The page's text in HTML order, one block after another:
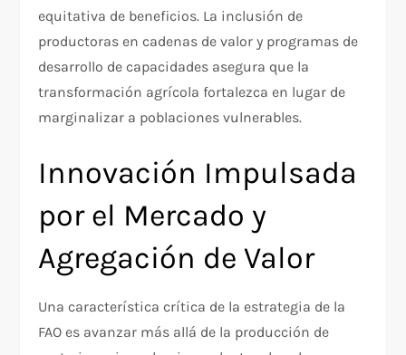
equitativa de beneficios. La inclusión de
productoras en cadenas de valor y programas de
desarrollo de capacidades asegura que la
transformación agrícola fortalezca en lugar de
marginalizar a poblaciones vulnerables.
Innovación Impulsada
por el Mercado y
Agregación de Valor
Una característica crítica de la estrategia de la
FAO es avanzar más allá de la producción de